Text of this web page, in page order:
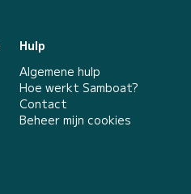
Hulp
Algemene hulp
Hoe werkt Samboat?
Contact
Beheer mijn cookies